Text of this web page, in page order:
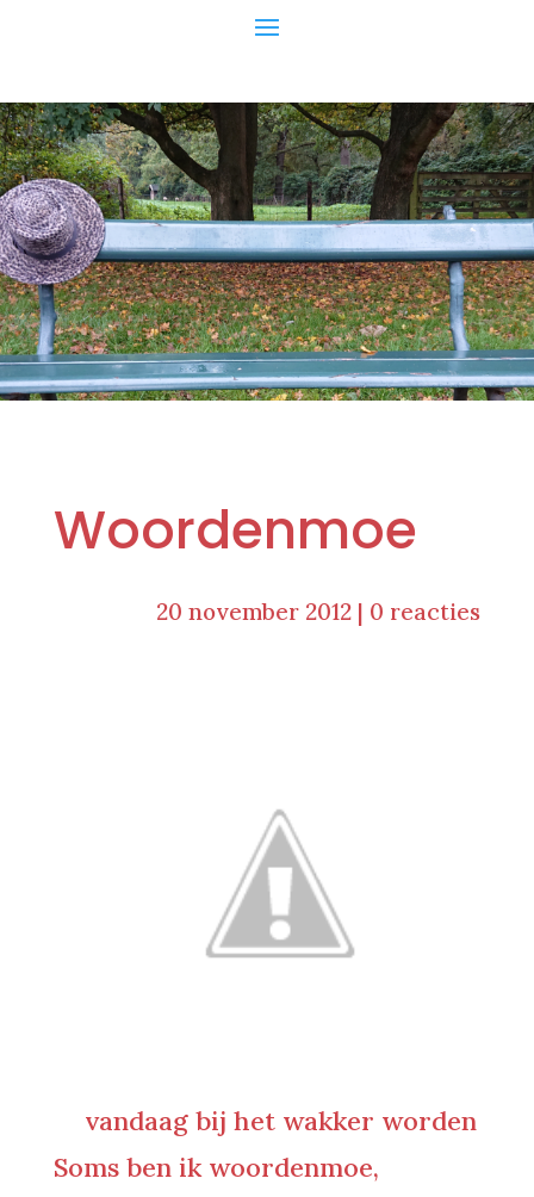
Woordenmoe
20 november 2012 | 0 reacties
vandaag bij het wakker worden
Soms ben ik woordenmoe,